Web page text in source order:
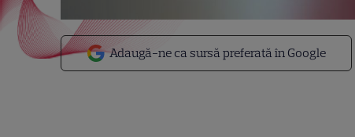
Adaugă-ne ca sursă preferată în Google